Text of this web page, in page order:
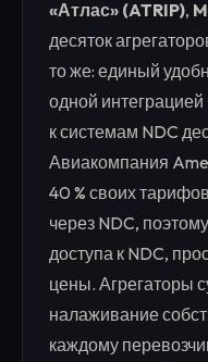
«Атлас» (ATRIP),
десяток
то же: единый
одной
к системам NDC
Авиакомпания
40 % своих
через NDC,
доступа к NDC,
цены. Агрегаторы
налаживание
каждому